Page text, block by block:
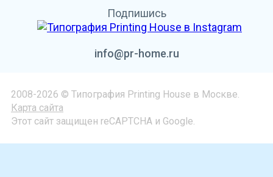
Подпишись
info@pr-home.ru
2008-2026 © Типография Printing House в Москве.
Карта сайта
Этот сайт защищен reCAPTCHA и Google.